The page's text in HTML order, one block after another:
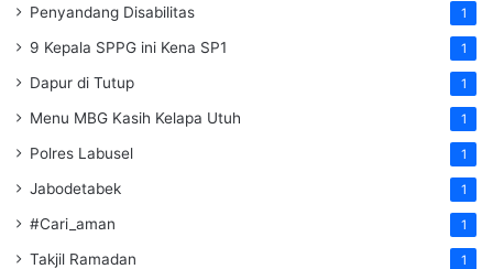
Penyandang Disabilitas 1
9 Kepala SPPG ini Kena SP1 1
Dapur di Tutup 1
Menu MBG Kasih Kelapa Utuh 1
Polres Labusel 1
Jabodetabek 1
#Cari_aman 1
Takjil Ramadan 1